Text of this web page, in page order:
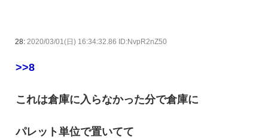
28: 2020/03/01(日) 16:34:32.86 ID:NvpR2nZ50
>>8
これは倉庫に入らなかった分で倉庫に
パレット単位で置いてて